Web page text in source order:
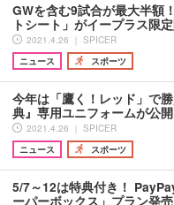
GWを含む9試合が最大半額
トシート」がイープラス限
2021.4.26 ｜ SPICER
ニュース
スポーツ
今年は「鷹く！レッド」で
典』専用ユニフォームが公開
2021.4.26 ｜ SPICER
ニュース
スポーツ
5/7～12は特典付き！
ーパーボックス」プラン発売